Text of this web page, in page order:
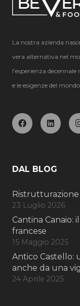
La nostra azienda
vera alternativa nel
l’esperienza
e le esigenze del
DAL BLOG
Ristrutturazione
23 Luglio 2026
Cantina Canaio:
francese
15 Maggio 2025
Antico Castello:
anche da una
24 Aprile 2025